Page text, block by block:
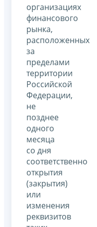
организациях
финансового
рынка,
расположенных
за
пределами
территории
Российской
Федерации,
не
позднее
одного
месяца
со дня
соответственно
открытия
(закрытия)
или
изменения
реквизитов